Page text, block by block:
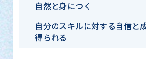
自然と身につく
自分のスキルに対する自信と
得られる